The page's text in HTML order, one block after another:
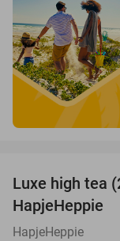
Luxe high tea
HapjeHeppie
HapjeHeppie